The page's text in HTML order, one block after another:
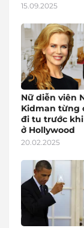
15.09.2025
Nữ diễn viên
Kidman từng
đi tu trước
ở Hollywood
20.02.2025